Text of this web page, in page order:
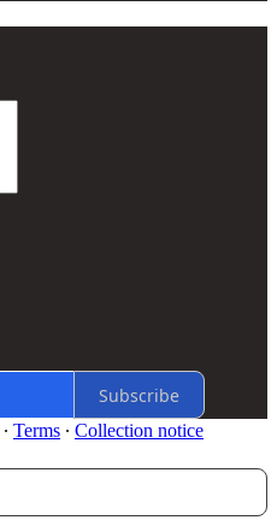
Subscribe
∙ Terms ∙ Collection notice